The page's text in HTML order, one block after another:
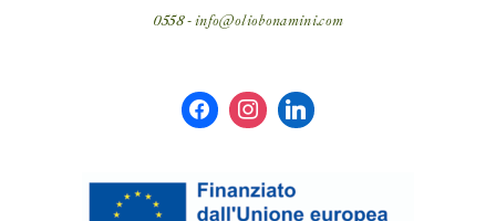
0558-info@oliobonamini.com